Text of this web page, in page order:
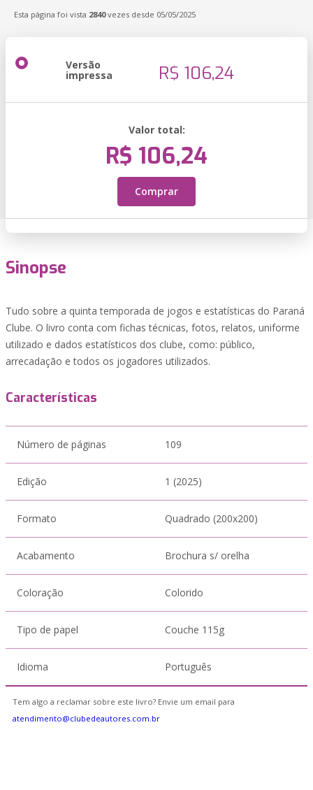
Esta página foi vista 2840vezes desde 05/05/2025
Versão
impressa R$ 106,24
Valor total:
R$ 106,24
Comprar
Sinopse
Tudo sobre a quinta temporada de jogos e estatísticas do Paraná
Clube. O livro conta com fichas técnicas, fotos, relatos, uniforme
utilizado e dados estatísticos dos clube, como: público,
arrecadação e todos os jogadores utilizados.
Características
Número de páginas 109
Edição 1 (2025)
Formato Quadrado (200x200)
Acabamento Brochura s/ orelha
Coloração Colorido
Tipo de papel Couche 115g
Idioma Português
Tem algo a reclamar sobre este livro? Envie um email para
atendimento@clubedeautores.com.br